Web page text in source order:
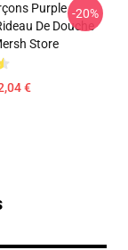
Purple
De Douche
Store
€
-20%